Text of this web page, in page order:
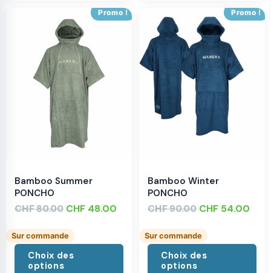
Promo !
Bamboo Summer
PONCHO
CHF80.00 CHF 48.00
Sur commande
Choix des
options
Promo !
Bamboo Winter
PONCHO
CHF90.00 CHF 54.00
Sur commande
Choix des
options